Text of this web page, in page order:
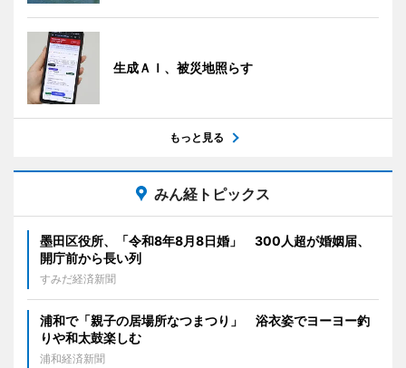
生成ＡＩ、被災地照らす
もっと見る
みん経トピックス
墨田区役所、「令和8年8月8日婚」 300人超が婚姻届、
開庁前から長い列
すみだ経済新聞
浦和で「親子の居場所なつまつり」 浴衣姿でヨーヨー釣
りや和太鼓楽しむ
浦和経済新聞